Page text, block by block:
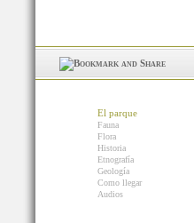
El parque
Fauna
Flora
Historia
Etnografía
Geología
Como llegar
Audios